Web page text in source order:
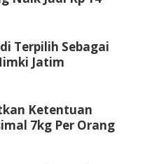
Terpilih Sebagai
Jatim
Ketentuan
7kg Per Orang